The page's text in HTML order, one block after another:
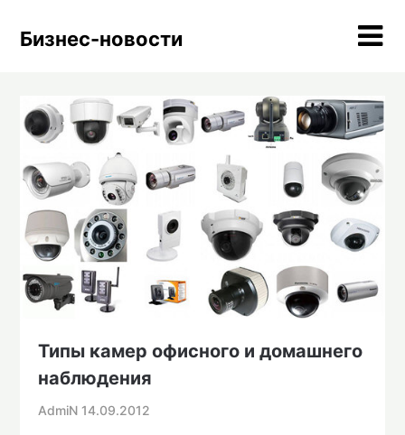
Бизнес-новости
Типы камер офисного и домашнего
наблюдения
AdmiN 14.09.2012